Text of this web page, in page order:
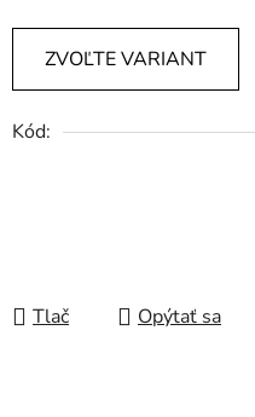
ZVOĽTE VARIANT
Kód:
Tlač Opýtať sa